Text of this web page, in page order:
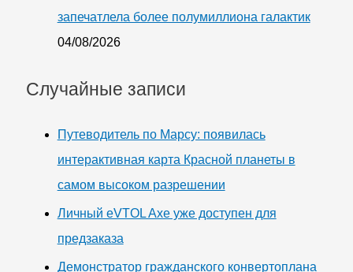
запечатлела более полумиллиона галактик
04/08/2026
Случайные записи
Путеводитель по Марсу: появилась
интерактивная карта Красной планеты в
самом высоком разрешении
Личный eVTOL Axe уже доступен для
предзаказа
Демонстратор гражданского конвертоплана